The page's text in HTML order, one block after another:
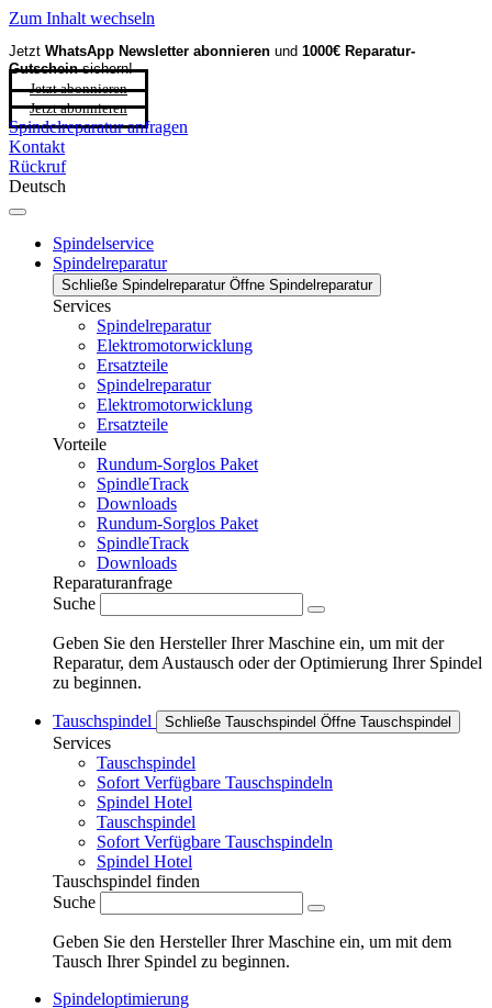
Zum Inhalt wechseln
Jetzt WhatsApp Newsletter abonnieren und 1000€ Reparatur-
Gutscheinsichern!
Jetzt abonnieren
Jetzt abonnieren
Spindelreparatur anfragen
Kontakt
Rückruf
Deutsch
Spindelservice
Spindelreparatur
Schließe Spindelreparatur Öffne Spindelreparatur
Services
Spindelreparatur
Elektromotorwicklung
Ersatzteile
Spindelreparatur
Elektromotorwicklung
Ersatzteile
Vorteile
Rundum-Sorglos Paket
SpindleTrack
Downloads
Rundum-Sorglos Paket
SpindleTrack
Downloads
Reparaturanfrage
Suche
Geben Sie den Hersteller Ihrer Maschine ein, um mit der
Reparatur, dem Austausch oder der Optimierung Ihrer Spindel
zu beginnen.
Tauschspindel Schließe Tauschspindel Öffne Tauschspindel
Services
Tauschspindel
Sofort Verfügbare Tauschspindeln
Spindel Hotel
Tauschspindel
Sofort Verfügbare Tauschspindeln
Spindel Hotel
Tauschspindel finden
Suche
Geben Sie den Hersteller Ihrer Maschine ein, um mit dem
Tausch Ihrer Spindel zu beginnen.
Spindeloptimierung